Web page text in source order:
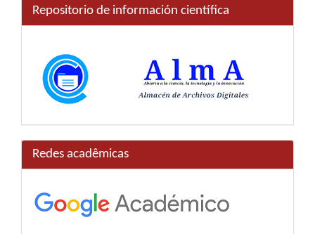
Repositorio de información científica
Redes acadêmicas